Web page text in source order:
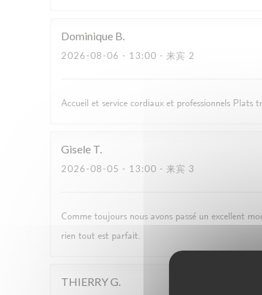
Dominique B
2026-08-06 - 13:00 - 来宾 2
Accueil et service cordiaux et professionnels Plats
Gisele T
2026-08-05 - 13:00 - 来宾 3
Comme toujours nous avons passé un excellent
rien tout est parfait.
THIERRYG